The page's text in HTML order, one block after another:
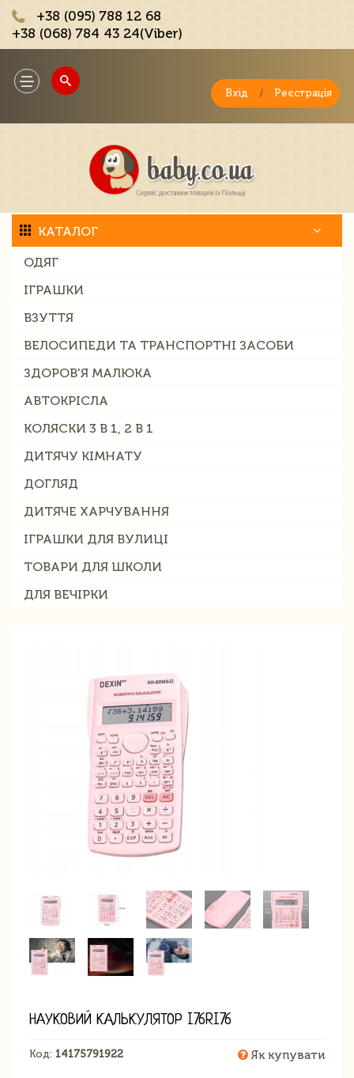
+38 (095) 788 12 68
+38 (068) 784 43 24(Viber)
Toggle
navigation
Вхід / Реєстрація
КАТАЛОГ
ОДЯГ
ІГРАШКИ
ВЗУТТЯ
ВЕЛОСИПЕДИ ТА ТРАНСПОРТНІ ЗАСОБИ
ЗДОРОВ'Я МАЛЮКА
АВТОКРІСЛА
КОЛЯСКИ 3 В 1, 2 В 1
ДИТЯЧУ КІМНАТУ
ДОГЛЯД
ДИТЯЧЕ ХАРЧУВАННЯ
ІГРАШКИ ДЛЯ ВУЛИЦІ
ТОВАРИ ДЛЯ ШКОЛИ
ДЛЯ ВЕЧІРКИ
НАУКОВИЙ КАЛЬКУЛЯТОР I76RI76
Код: 14175791922 Як купувати